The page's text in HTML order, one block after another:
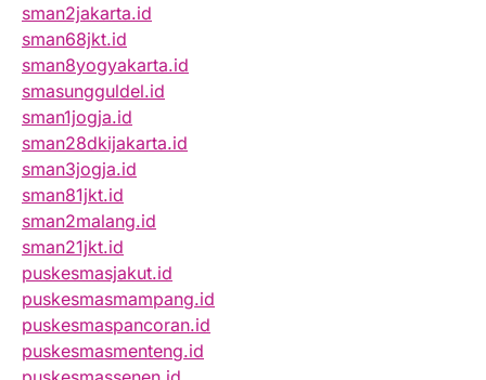
sman2jakarta.id
sman68jkt.id
sman8yogyakarta.id
smasungguldel.id
sman1jogja.id
sman28dkijakarta.id
sman3jogja.id
sman81jkt.id
sman2malang.id
sman21jkt.id
puskesmasjakut.id
puskesmasmampang.id
puskesmaspancoran.id
puskesmasmenteng.id